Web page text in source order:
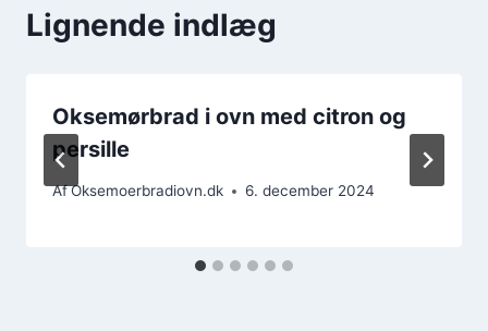
Lignende indlæg
Oksemørbrad i ovn med citron og
persille
AfOksemoerbradiovn.dk 6. december 2024